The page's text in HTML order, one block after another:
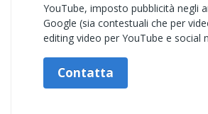
YouTube, imposto pubblicità negli
Google (sia contestuali che per
editing video per YouTube e social
Contatta